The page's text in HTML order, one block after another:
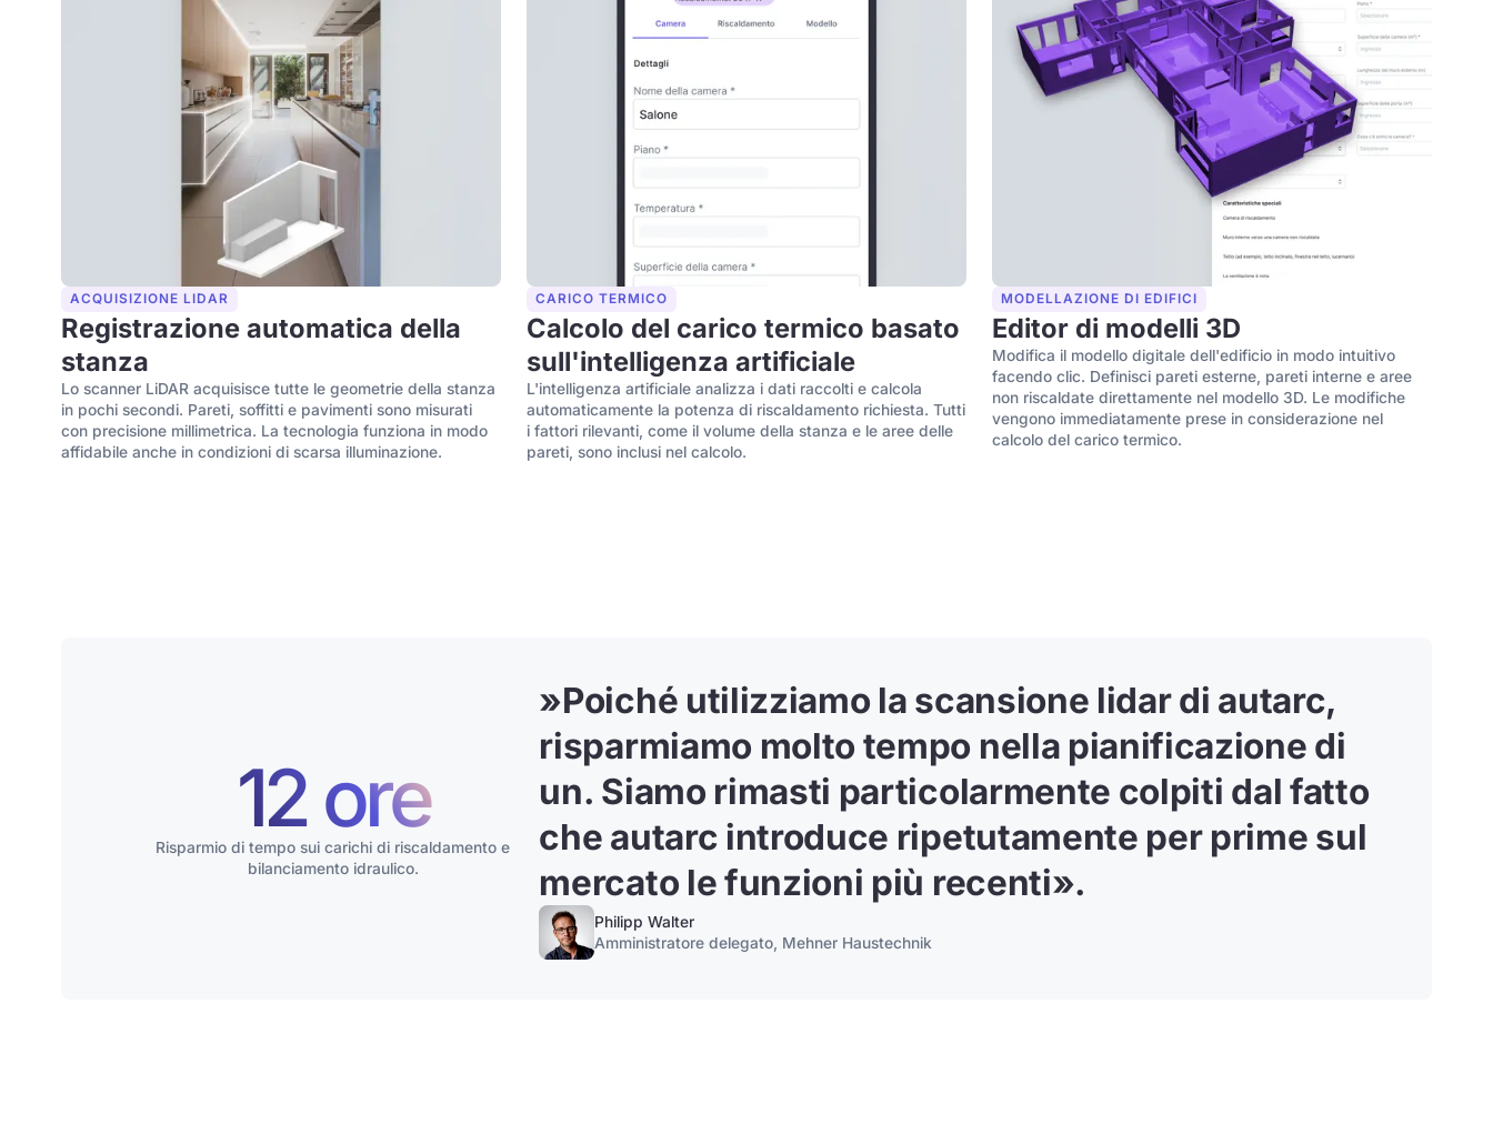
ACQUISIZIONE LIDAR
Registrazione automatica della
stanza
Lo scanner LiDAR acquisisce tutte le geometrie della stanza
in pochi secondi. Pareti, soffitti e pavimenti sono misurati
con precisione millimetrica. La tecnologia funziona in modo
affidabile anche in condizioni di scarsa illuminazione.
CARICO TERMICO
Calcolo del carico termico basato
sull'intelligenza artificiale
L'intelligenza artificiale analizza i dati raccolti e calcola
automaticamente la potenza di riscaldamento richiesta. Tutti
i fattori rilevanti, come il volume della stanza e le aree delle
pareti, sono inclusi nel calcolo.
MODELLAZIONE DI EDIFICI
Editor di modelli 3D
Modifica il modello digitale dell'edificio in modo intuitivo
facendo clic. Definisci pareti esterne, pareti interne e aree
non riscaldate direttamente nel modello 3D. Le modifiche
vengono immediatamente prese in considerazione nel
calcolo del carico termico.
12 ore
Risparmio di tempo sui carichi di riscaldamento e
bilanciamento idraulico.
»Poiché utilizziamo la scansione lidar di autarc,
risparmiamo molto tempo nella pianificazione di
un. Siamo rimasti particolarmente colpiti dal fatto
che autarc introduce ripetutamente per prime sul
mercato le funzioni più recenti».
Philipp Walter
Amministratore delegato, Mehner Haustechnik